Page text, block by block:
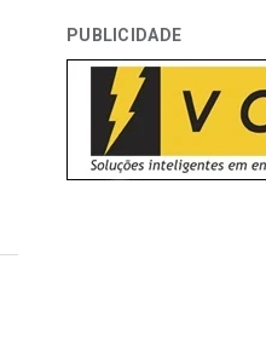
PUBLICIDADE